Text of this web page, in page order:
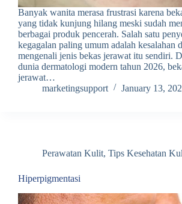
Banyak wanita merasa frustrasi karena
yang tidak kunjung hilang meski sudah
berbagai produk pencerah. Salah satu
kegagalan paling umum adalah kesalahan
mengenali jenis bekas jerawat itu sendiri.
dunia dermatologi modern tahun 2026,
jerawat…
marketingsupport
January 13,
Perawatan Kulit, Tips Kesehatan
Hiperpigmentasi